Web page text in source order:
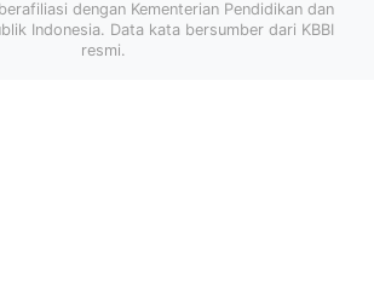
dengan Kementerian Pendidikan dan
Indonesia. Data kata bersumber dari KBBI
resmi.